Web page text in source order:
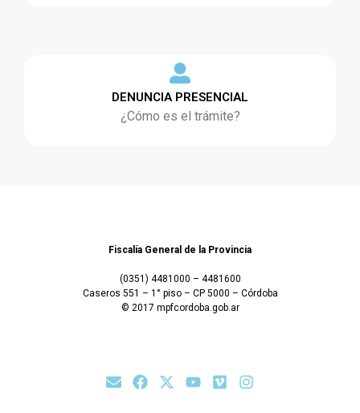
DENUNCIA PRESENCIAL
¿Cómo es el trámite?
Fiscalía General de la Provincia
(0351) 4481000 – 4481600
Caseros 551 – 1° piso – CP 5000 – Córdoba
© 2017 mpfcordoba.gob.ar